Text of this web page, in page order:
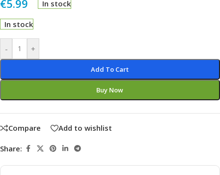
€5.99 In stock
In stock
- +
Add To Cart
Buy Now
Alternative:
Compare Add to wishlist
Share: